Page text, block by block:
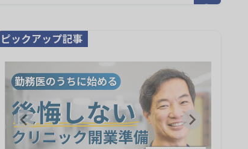
ピックアップ記事